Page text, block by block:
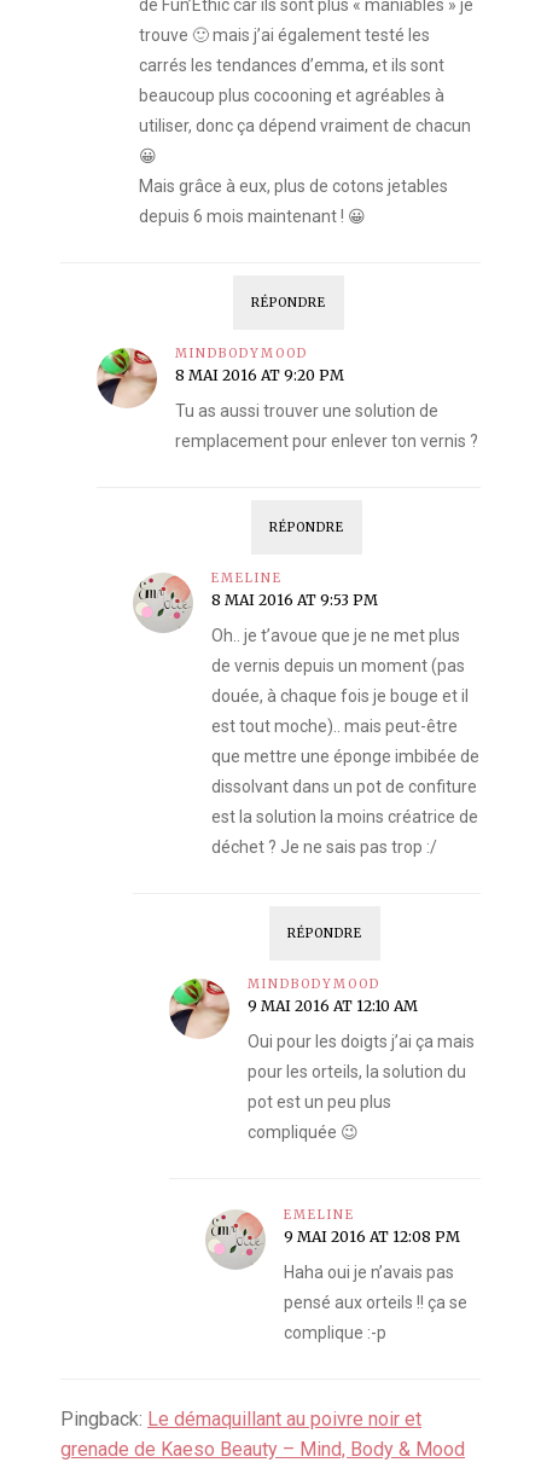
de Fun’Ethic car ils sont plus « maniables » je
trouve 🙂 mais j’ai également testé les
carrés les tendances d’emma, et ils sont
beaucoup plus cocooning et agréables à
utiliser, donc ça dépend vraiment de chacun
😀
Mais grâce à eux, plus de cotons jetables
depuis 6 mois maintenant ! 😀
RÉPONDRE
MINDBODYMOOD
8 MAI 2016 AT 9:20 PM
Tu as aussi trouver une solution de
remplacement pour enlever ton vernis ?
RÉPONDRE
EMELINE
8 MAI 2016 AT 9:53 PM
Oh.. je t’avoue que je ne met plus
de vernis depuis un moment (pas
douée, à chaque fois je bouge et il
est tout moche).. mais peut-être
que mettre une éponge imbibée de
dissolvant dans un pot de confiture
est la solution la moins créatrice de
déchet ? Je ne sais pas trop :/
RÉPONDRE
MINDBODYMOOD
9 MAI 2016 AT 12:10 AM
Oui pour les doigts j’ai ça mais
pour les orteils, la solution du
pot est un peu plus
compliquée 😉
EMELINE
9 MAI 2016 AT 12:08 PM
Haha oui je n’avais pas
pensé aux orteils !! ça se
complique :-p
Pingback: Le démaquillant au poivre noir et
grenade de Kaeso Beauty – Mind, Body & Mood